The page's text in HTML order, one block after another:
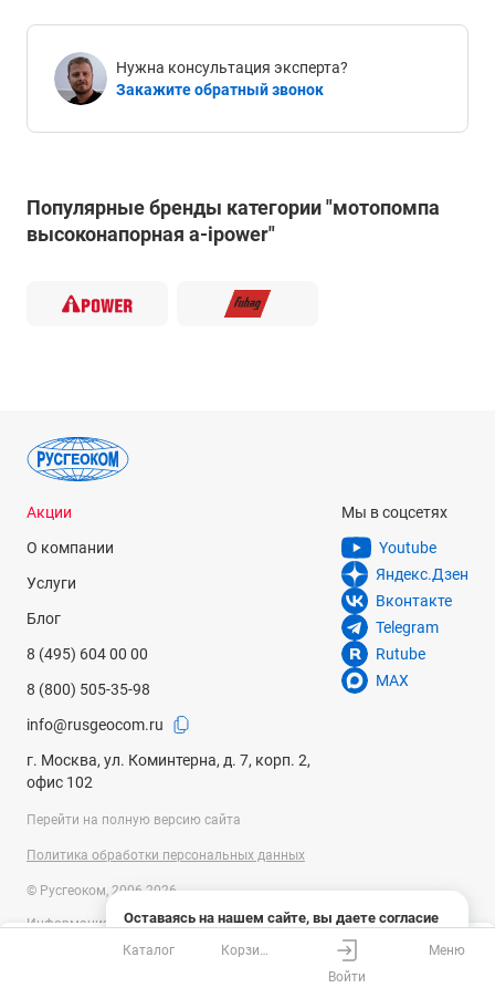
Нужна консультация эксперта?
Закажите обратный звонок
Популярные бренды категории "мотопомпа
высоконапорная a-ipower"
Оставаясь на нашем сайте, вы даете согласие
на использование файлов cookies и сбор данных
системами веб-аналитики
Акции
О компании
Услуги
Блог
8 (495) 604 00 00
8 (800) 505-35-98
info@rusgeocom.ru
г. Москва, ул. Коминтерна, д. 7, корп. 2,
офис 102
Мы в соцсетях
Youtube
Яндекс.Дзен
Вконтакте
Telegram
Rutube
MAX
Перейти на полную версию сайта
Политика обработки персональных данных
© Русгеоком, 2006-2026
Информация на сайте носит справочный характер и не является
публичной офертой, определяемой положениями Статьи 437
Гражданского кодекса Российской Федерации. Технические
Каталог
Корзина
Войти
Меню